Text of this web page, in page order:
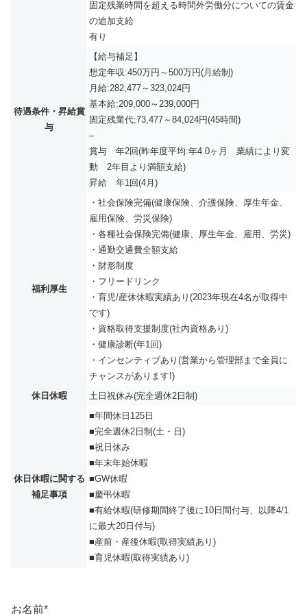
固定残業時間を超える時間外労働分についての賃金
の追加支給
有り
待遇条件・昇給賞
与
【給与補足】
想定年収:450万円～500万円(月給制)
月給:282,477～323,024円
基本給:209,000～239,000円
固定残業代:73,477～84,024円(45時間)
–
賞与 年2回(昨年度平均:年4.0ヶ月 業績により変
動 2年目より満額支給)
昇給 年1回(4月)
福利厚生
・社会保険完備(健康保険、介護保険、厚生年金、
雇用保険、労災保険)
・各種社会保険完備(健康、厚生年金、雇用、労災)
・通勤交通費全額支給
・財形制度
・フリードリンク
・育児/産休休暇実績あり(2023年現在4名が取得中
です)
・資格取得支援制度(社内資格あり)
・健康診断(年1回)
・インセンティブあり(営業から管理部まで全員に
チャンスがあります!)
休日休暇
土日祝休み(完全週休2日制)
休日休暇に関する
補足事項
■年間休日125日
■完全週休2日制(土・日)
■祝日休み
■年末年始休暇
■GW休暇
■慶弔休暇
■有給休暇(研修期間終了後に10日間付与、以降4/1
に最大20日付与)
■産前・産後休暇(取得実績あり)
■育児休暇(取得実績あり)
お名前*